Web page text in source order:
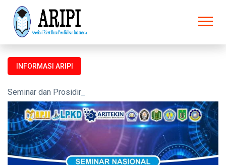
INFORMASI ARIPI
Seminar dan Prosiding untuk semua kalangan